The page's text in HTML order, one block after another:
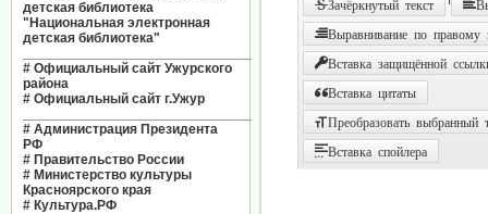
детская библиотека
"Национальная электронная
детская библиотека"
# Официальный сайт Ужурского
района
# Официальный сайт г.Ужур
# Администрация Президента
РФ
# Правительство России
# Министерство культуры
Красноярского края
# Культура.РФ
Зачёркнутый текст
Выравнивание по правому
Вставка защищённой
Вставка цитаты
Преобразовать выбранный
Вставка спойлера